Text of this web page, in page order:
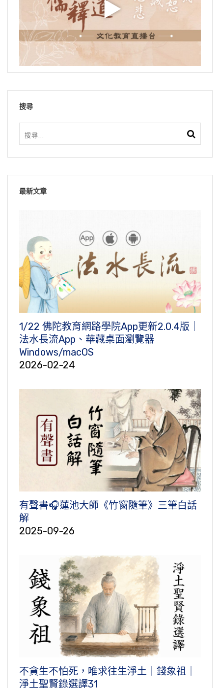
搜尋
最新文章
1/22 佛陀教育網路學院App更新2.0.4版｜
法水長流App、華藏桌面瀏覽器
Windows/macOS
2026-02-24
有聲書🎧蓮池大師《竹窗隨筆》三筆白話
解
2025-09-26
不貪生不怕死，唯求往生淨土｜錢象祖｜
淨土聖賢錄選譯31